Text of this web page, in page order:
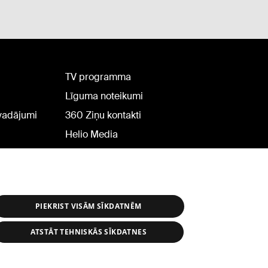
TV programma
Līguma noteikumi
360 Ziņu kontakti
Helio Media
PIEKRIST VISĀM SĪKDATNĒM
ATSTĀT TEHNISKĀS SĪKDATNES